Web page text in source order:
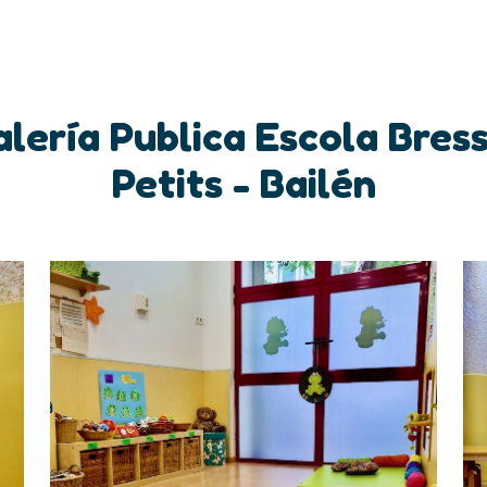
Publica Escola
Petits - Bailén